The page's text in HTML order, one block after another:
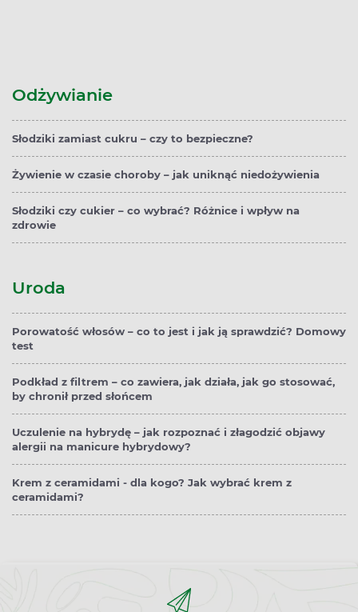
Odżywianie
Słodziki zamiast cukru – czy to bezpieczne?
Żywienie w czasie choroby – jak uniknąć niedożywienia
Słodziki czy cukier – co wybrać? Różnice i wpływ na
zdrowie
Uroda
Porowatość włosów – co to jest i jak ją sprawdzić? Domowy
test
Podkład z filtrem – co zawiera, jak działa, jak go stosować,
by chronił przed słońcem
Uczulenie na hybrydę – jak rozpoznać i złagodzić objawy
alergii na manicure hybrydowy?
Krem z ceramidami - dla kogo? Jak wybrać krem z
ceramidami?